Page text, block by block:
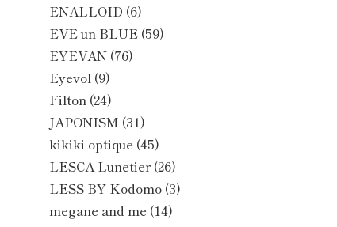
ENALLOID (6)
EVE un BLUE (59)
EYEVAN (76)
Eyevol (9)
Filton (24)
JAPONISM (31)
kikiki optique (45)
LESCA Lunetier(26)
LESS BY Kodomo (3)
megane and me (14)